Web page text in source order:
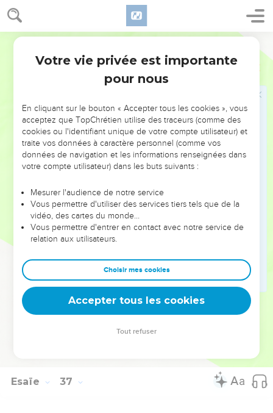
Esaïe 36
d'Assyrie : ‘Faites la paix avec moi, sortez de la ville vers moi,
et chacun de vous mangera des fruits de sa vigne et de son
figuier, chacun boira de l'eau de sa citerne.
Ensuite, je viendrai vous emmener dans un pays pareil au
vôtre, dans un pays de blé et de vin, un pays de pain et de
Qu'Ezéchias ne vous pousse donc pas dans une mauvaise
direction en affirmant : ‘L'Eternel nous délivrera.’Les dieux
des autres nations ont-ils délivré chacun son pays de la
domination du roi d'Assyrie ?
Où sont les dieux de Hamath et d'Arpad ? Où sont les
domination ?
Parmi tous les dieux de ces pays, quels sont ceux qui ont
délivré leur pays de ma domination, pour que l'Eternel puisse
en délivrer Jérusalem ? »
Ils gardèrent le silence, ils ne lui répondirent pas un mot,
car le roi avait donné cet ordre : « Vous ne lui répondrez
pas. »
Le chef du palais royal, Eliakim, fils de Hilkija, Shebna, le
secrétaire, et l'archiviste Joach, fils d'Asaph, vinrent trouver
Esaïe 37
Votre vie privée est importante
pour nous
En cliquant sur le bouton « Accepter tous les cookies », vous
acceptez que TopChrétien utilise des traceurs (comme des
cookies ou l'identifiant unique de votre compte utilisateur) et
traite vos données à caractère personnel (comme vos
données de navigation et les informations renseignées dans
votre compte utilisateur) dans les buts suivants :
Mesurer l'audience de notre service
Vous permettre d'utiliser des services tiers tels que de la
vidéo, des cartes du monde…
Vous permettre d'entrer en contact avec notre service de
relation aux utilisateurs.
Choisir mes cookies
Accepter tous les cookies
Tout refuser